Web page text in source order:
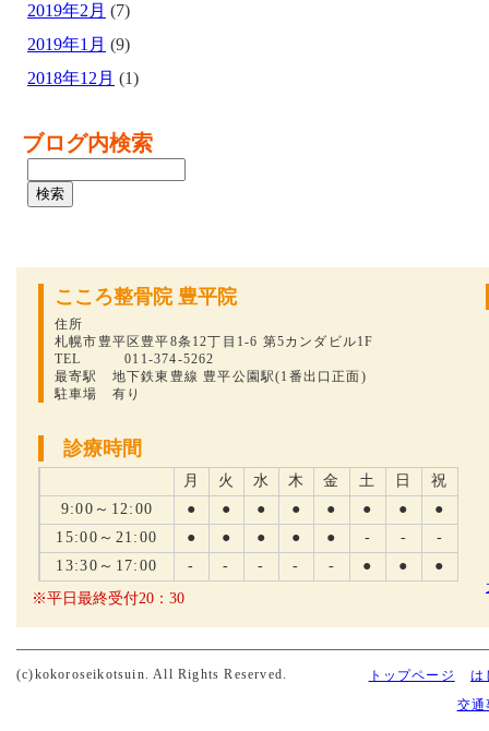
2019年2月 (7)
2019年1月 (9)
2018年12月 (1)
ブログ内検索
こころ整骨院 豊平院
住所
札幌市豊平区豊平8条12丁目1-6 第5カンダビル1F
TEL 011-374-5262
最寄駅 地下鉄東豊線 豊平公園駅(1番出口正面)
駐車場 有り
診療時間
月 火 水 木 金 土 日
祝
9:00～12:00
● ● ● ● ● ● ●
●
15:00～21:00
● ● ● ● ● - -
-
13:30～17:00
- - - - - ● ●
●
※平日最終受付20：30
(c)kokoroseikotsuin. All Rights Reserved. トップページ
は
交通